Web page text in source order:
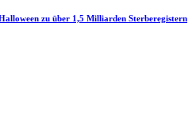
zu über 1,5 Milliarden Sterberegistern